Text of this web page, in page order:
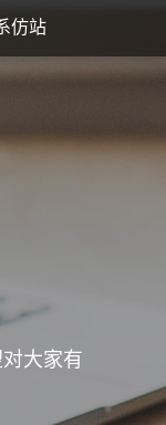
仿站
大家有